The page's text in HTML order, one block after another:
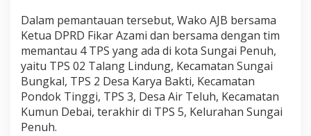
Dalam pemantauan tersebut, Wako AJB bersama
Ketua DPRD Fikar Azami dan bersama dengan tim
memantau 4 TPS yang ada di kota Sungai Penuh,
yaitu TPS 02 Talang Lindung, Kecamatan Sungai
Bungkal, TPS 2 Desa Karya Bakti, Kecamatan
Pondok Tinggi, TPS 3, Desa Air Teluh, Kecamatan
Kumun Debai, terakhir di TPS 5, Kelurahan Sungai
Penuh.